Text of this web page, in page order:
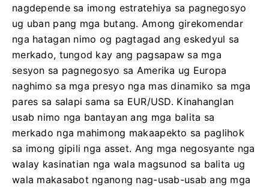
nagdepende sa imong estratehiya sa pagnegosyo
ug uban pang mga butang. Among girekomendar
nga hatagan nimo og pagtagad ang eskedyul sa
merkado, tungod kay ang pagsapaw sa mga
sesyon sa pagnegosyo sa Amerika ug Europa
naghimo sa mga presyo nga mas dinamiko sa mga
pares sa salapi sama sa EUR/USD. Kinahanglan
usab nimo nga bantayan ang mga balita sa
merkado nga mahimong makaapekto sa paglihok
sa imong gipili nga asset. Ang mga negosyante nga
walay kasinatian nga wala magsunod sa balita ug
wala makasabot nganong nag-usab-usab ang mga